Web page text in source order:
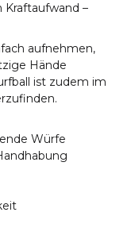
–
aufnehmen,
Hände
ist zudem im
Würfe